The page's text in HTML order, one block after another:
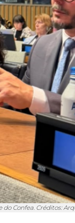
Confea. Créditos: